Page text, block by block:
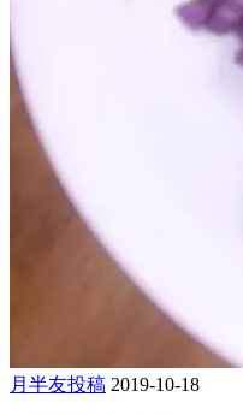
月半友投稿 2019-10-18